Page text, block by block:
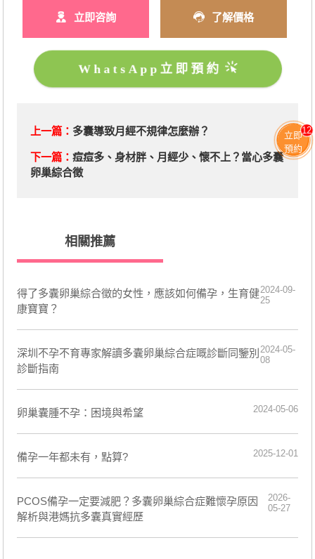
立即咨詢 了解價格
WhatsApp立即預約
上一篇： ​多囊導致月經不規律怎麼辦？
下一篇： ​痘痘多、身材胖、月經少、懷不上？當心多囊
卵巢綜合徵
相關推薦
得了多囊卵巢綜合徵的女性，應該如何備孕，生育健
康寶寶？
2024-09-
25
​深圳不孕不育專家解讀多囊卵巢綜合症嘅診斷同鑒別
診斷指南
2024-05-
08
卵巢囊腫不孕：困境與希望 2024-05-06
備孕一年都未有，點算? 2025-12-01
PCOS備孕一定要減肥？多囊卵巢綜合症難懷孕原因
解析與港媽抗多囊真實經歷
2026-
05-27
立即
預約
12